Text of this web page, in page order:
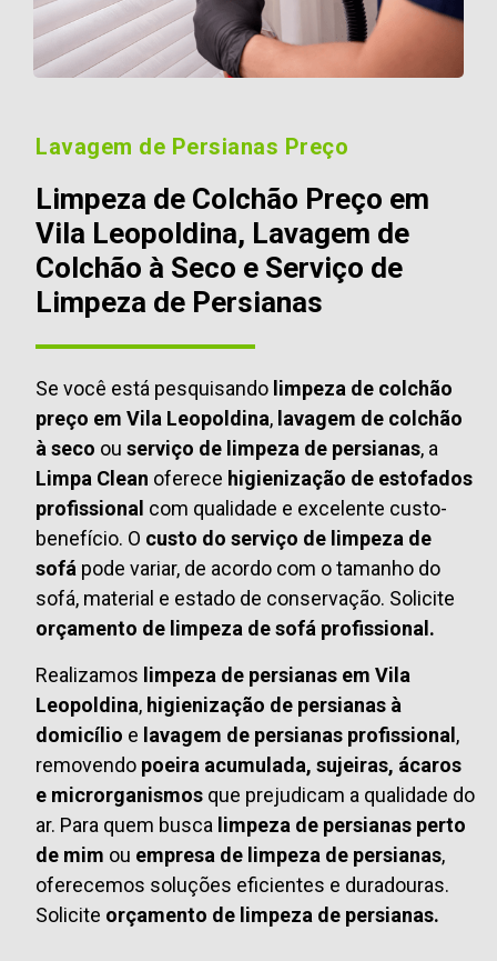
Lavagem de Persianas Preço
Limpeza de Colchão Preço em
Vila Leopoldina, Lavagem de
Colchão à Seco e Serviço de
Limpeza de Persianas
Se você está pesquisando limpeza de colchão
preço em Vila Leopoldina, lavagem de colchão
à seco ou serviço de limpeza de persianas, a
Limpa Clean oferece higienização de estofados
profissional com qualidade e excelente custo-
benefício. O custo do serviço de limpeza de
sofá pode variar, de acordo com o tamanho do
sofá, material e estado de conservação. Solicite
orçamento de limpeza de sofá profissional.
Realizamos limpeza de persianas em Vila
Leopoldina, higienização de persianas à
domicílio e lavagem de persianas profissional,
removendo poeira acumulada, sujeiras, ácaros
e microrganismos que prejudicam a qualidade do
ar. Para quem busca limpeza de persianas perto
de mim ou empresa de limpeza de persianas,
oferecemos soluções eficientes e duradouras.
Solicite orçamento de limpeza de persianas.